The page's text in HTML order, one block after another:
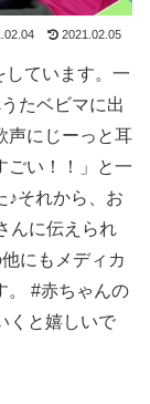
2021.02.05
しています。一
たベビマに出
声にじーっと耳
ごい！！」と一
♪それから、お
んに伝えられ
にもメディカ
。 #赤ちゃんの
くと嬉しいで